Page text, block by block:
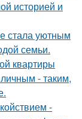
историей и
стала уютным
семьи.
квартиры
- таким,
-